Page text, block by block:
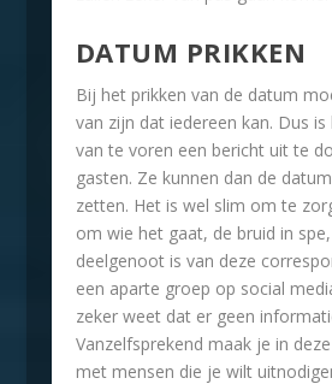
DATUM PRIKKEN
Bij het prikken van de datum
van zijn dat iedereen kan. Dus
van te voren een bericht uit te
gasten. Ze kunnen dan de
zetten. Het is wel slim om te
om wie het gaat, de bruid in
deelgenoot is van deze
een aparte groep op social
zeker weet dat er geen
Vanzelfsprekend maak je in
met mensen die je wilt